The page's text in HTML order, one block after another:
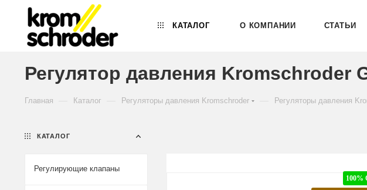
КАТАЛОГ О КОМПАНИИ СТАТЬИ
Регулятор давления Kromschroder
Главная Каталог Регуляторы давления Kromschroder Регуляторы давления
100%
КАТАЛОГ
Регулирующие клапаны